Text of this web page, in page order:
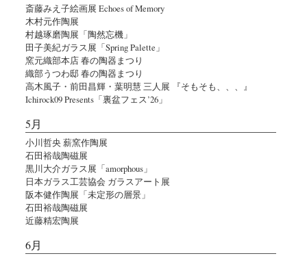
斎藤みえ子絵画展 Echoes of Memory
木村元作陶展
村越琢磨陶展「陶然忘機」
田子美紀ガラス展「Spring Palette」
窯元織部本店 春の陶器まつり
織部うつわ邸 春の陶器まつり
高木風子・前田昌輝・葉明慧 三人展 『そもそも、、、』
Ichirock09 Presents「裏盆フェス’26」
5月
小川哲央 薪窯作陶展
石田裕哉陶磁展
黒川大介ガラス展「amorphous」
日本ガラス工芸協会 ガラスアート展
阪本健作陶展「未定形の層景」
石田裕哉陶磁展
近藤精宏陶展
6月